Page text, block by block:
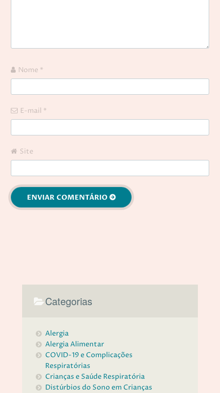
Nome *
E-mail *
Site
Categorias
Alergia
Alergia Alimentar
COVID-19 e Complicações
Respiratórias
Crianças e Saúde Respiratória
Distúrbios do Sono em Crianças